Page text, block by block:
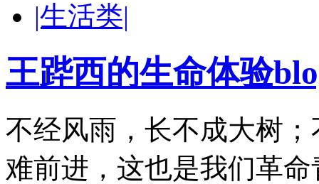
|生活类|
王跸西的生命体验
不经风雨，长不成大树
难前进，这也是我们革